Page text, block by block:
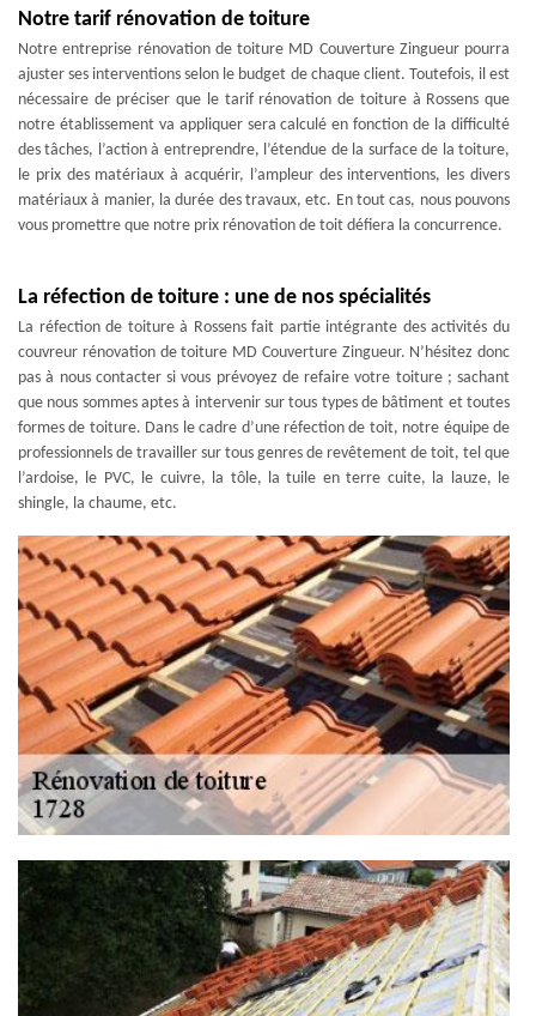
Notre tarif rénovation de toiture
Notre entreprise rénovation de toiture MD Couverture Zingueur pourra
ajuster ses interventions selon le budget de chaque client. Toutefois, il est
nécessaire de préciser que le tarif rénovation de toiture à Rossens que
notre établissement va appliquer sera calculé en fonction de la difficulté
des tâches, l’action à entreprendre, l’étendue de la surface de la toiture,
le prix des matériaux à acquérir, l’ampleur des interventions, les divers
matériaux à manier, la durée des travaux, etc. En tout cas, nous pouvons
vous promettre que notre prix rénovation de toit défiera la concurrence.
La réfection de toiture : une de nos spécialités
La réfection de toiture à Rossens fait partie intégrante des activités du
couvreur rénovation de toiture MD Couverture Zingueur. N’hésitez donc
pas à nous contacter si vous prévoyez de refaire votre toiture ; sachant
que nous sommes aptes à intervenir sur tous types de bâtiment et toutes
formes de toiture. Dans le cadre d’une réfection de toit, notre équipe de
professionnels de travailler sur tous genres de revêtement de toit, tel que
l’ardoise, le PVC, le cuivre, la tôle, la tuile en terre cuite, la lauze, le
shingle, la chaume, etc.